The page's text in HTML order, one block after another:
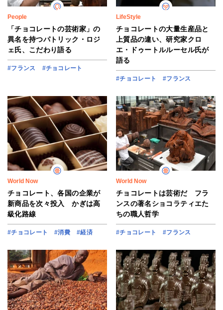
People
「チョコレートの芸術家」の
異名を持つパトリック・ロジ
ェ氏、こだわり語る
#フランス #チョコレート
LifeStyle
チョコレートの大量生産品と
上質品の違い、研究家クロ
エ・ドゥートルルーセル氏が
語る
#チョコレート #フランス
World Now
チョコレート、各国の企業が
新商品を次々投入 かぎは高
級化路線
#チョコレート #消費 #経済
World Now
チョコレートは芸術だ フラ
ンスの著名ショコラティエた
ちの職人哲学
#チョコレート #フランス